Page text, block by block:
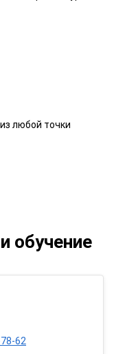
любой точки
обучение
62